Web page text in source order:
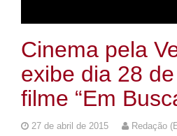
Cinema pela
exibe dia 28
filme “Em
27 de abril de 2015 Redação